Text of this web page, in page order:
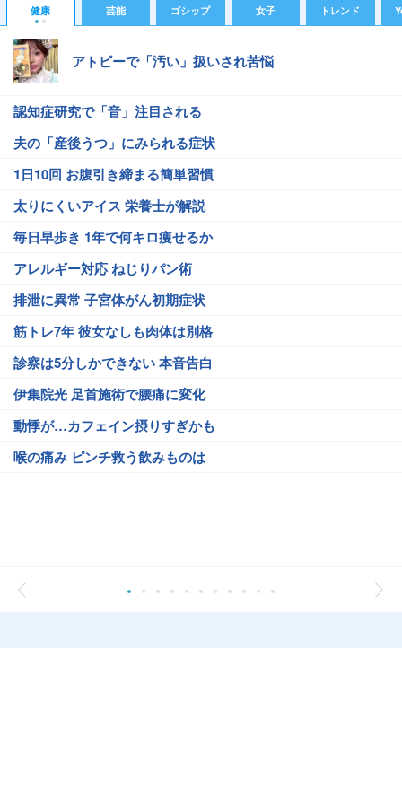
健康 芸能 ゴシップ 女子 トレンド
アトピーで「汚い」扱いされ苦悩
認知症研究で「音」注目される
夫の「産後うつ」にみられる症状
1日10回 お腹引き締まる簡単習慣
太りにくいアイス 栄養士が解説
毎日早歩き 1年で何キロ痩せるか
アレルギー対応 ねじりパン術
排泄に異常 子宮体がん初期症状
筋トレ7年 彼女なしも肉体は別格
診察は5分しかできない 本音告白
伊集院光 足首施術で腰痛に変化
動悸が…カフェイン摂りすぎかも
喉の痛み ピンチ救う飲みものは